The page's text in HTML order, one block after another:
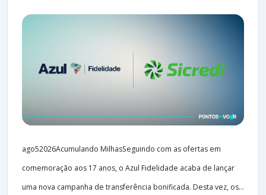
ago52026Acumulando MilhasSeguindo com as ofertas em
comemoração aos 17 anos, o Azul Fidelidade acaba de lançar
uma nova campanha de transferência bonificada. Desta vez, os...